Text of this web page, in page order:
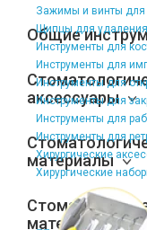
Зажимы и винты для
Щипцы для удаления
Инструменты для
Инструменты для
Инструменты для
Инструменты для
Инструменты для
Инструменты для
Хирургические
Хирургические
Общие
аксессуары
материалы
материалы